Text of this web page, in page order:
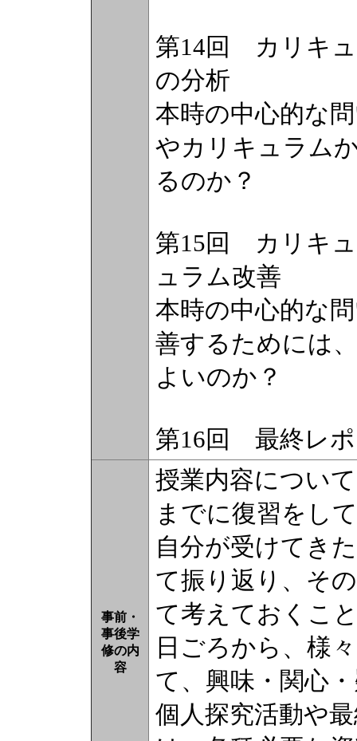
第14回 カリキ
の分析
本時の中心的な
やカリキュラム
るのか？
第15回 カリキ
ュラム改善
本時の中心的な
善するためには
よいのか？
第16回 最終レ
事前・
事後学
修の内
容
授業内容につい
までに復習をし
自分が受けてき
て振り返り、そ
て考えておく
日ごろから、様
て、興味・関心
個人探究活動や